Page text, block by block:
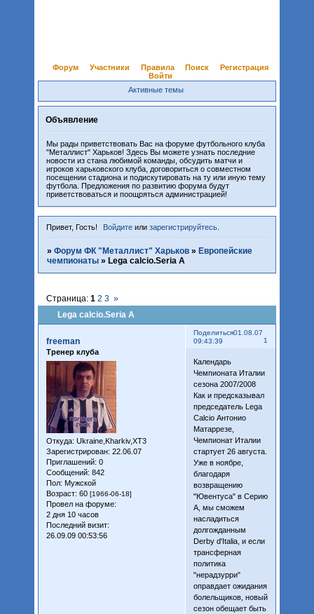
Форум Участники Правила Поиск
Регистрация
Войти
Активные темы
Объявление
Мы рады приветствовать Вас на форуме футбольного клуба
"Металлист" Харьков! Здесь Вы можете узнать последние
новости из стана любимой команды, обсудить матчи и
игроков харьковского клуба, договориться о совместном
посещении стадиона и подискутировать на ту или иную тему
футбола. Предложения по развитию форума будут
приветствоваться и поощряться администрацией!
Привет, Гость! Войдите илизарегистрируйтесь
» Форум ФК "Металлист" Харьков » Европейские
чемпионаты » Lega calcio.Seria A
Lega calcio.Seria A
Страница: 1 2 3 »
Поделиться
1
01.08.07
09:43:39
freeman
Тренер клуба
Откуда: Ukraine,Kharkiv,XT3
Зарегистрирован: 22.06.07
Приглашений: 0
Сообщений: 842
Пол: Мужской
Возраст: 60 [1966-06-18]
Провел на форуме:
2 дня 10 часов
Последний визит:
26.09.09 00:53:56
Календарь
Чемпионата Италии
сезона 2007/2008
Как и предсказывал
председатель Lega
Calcio Антонио
Матаррезе,
Чемпионат Италии
стартует 26 августа.
Уже в ноябре,
благодаря
возвращению
"Ювентуса" в Серию
А, мы сможем
насладиться
долгожданным
Derby d'Italia, и если
трансферная
политика
"нерадзурри"
оправдает ожидания
болельщиков, новый
сезон обещает быть